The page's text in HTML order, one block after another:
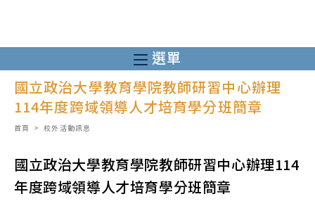
至
主
選單
國立政治大學教育學院教師研習中心辦理
114年度跨域領導人才培育學分班簡章
首頁 > 校外活動訊息
國立政治大學教育學院教師研習中心辦理114
年度跨域領導人才培育學分班簡章